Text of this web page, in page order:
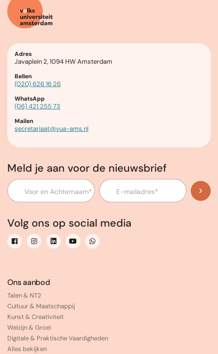
Adres
Javaplein 2, 1094 HW Amsterdam
Bellen
(020) 626 16 26
WhatsApp
(06) 421 255 73
Mailen
secretariaat@vua-ams.nl
Meld je aan voor de nieuwsbrief
Voor en Achternaam* E-mailadres*
Volg ons op social media
Ons aanbod
Talen & NT2
Cultuur & Maatschappij
Kunst & Creativiteit
Welzijn & Groei
Digitale & Praktische Vaardigheden
Alles bekijken